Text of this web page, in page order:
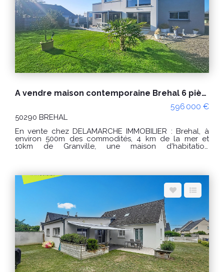
(129) Classe climat : B (7) Montant estimé des
dépenses annuelles d'énergie pour un usage
standard : entre 1790€ et 2470€ / an. Prix moyens des
énergies indexés sur les années 2021, 2022 et 2023
(abonnements compris) "Les informations sur les
risques auxquels ce bien est exposé sont disponibles
sur le site Géorisques : www.georisques.gouv.fr" POUR
VISITER : DELAMARCHE IMMOBILIER, Aurélien Etard au
06.29.76.85.09
A vendre maison contemporaine Brehal 6 pièces proche des commerces
596 000 €
50290 BREHAL
En vente chez DELAMARCHE IMMOBILIER : Brehal, à
environ 500m des commodités, 4 km de la mer et
10km de Granville, une maison d'habitation
chambres dont une avec un placard, - Un dressing
aménagée, - Une salle d'eau avec un W.C, - Une
596000 € Honoraires à la charge du vendeur. Classe
énergie : A (44) Classe climat : A (1) Montant estimé des
dépenses annuelles d'énergie pour un usage
standard : entre 750 € et 1060 € / an. Prix moyens des
énergies indexés sur les années 2021, 2022, 2023
(abonnements compris) conformément à l'arrêté du 31
mars 2021 en vigueur lors de l'établissement du DPE.
"Les informations sur les risques auxquels ce bien est